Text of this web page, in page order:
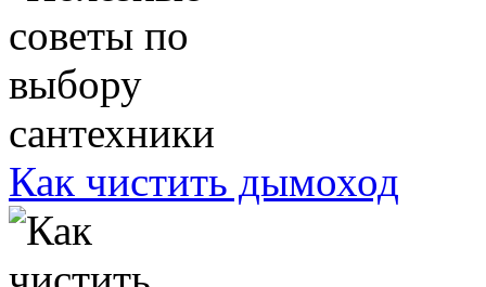
Как чистить дымоход